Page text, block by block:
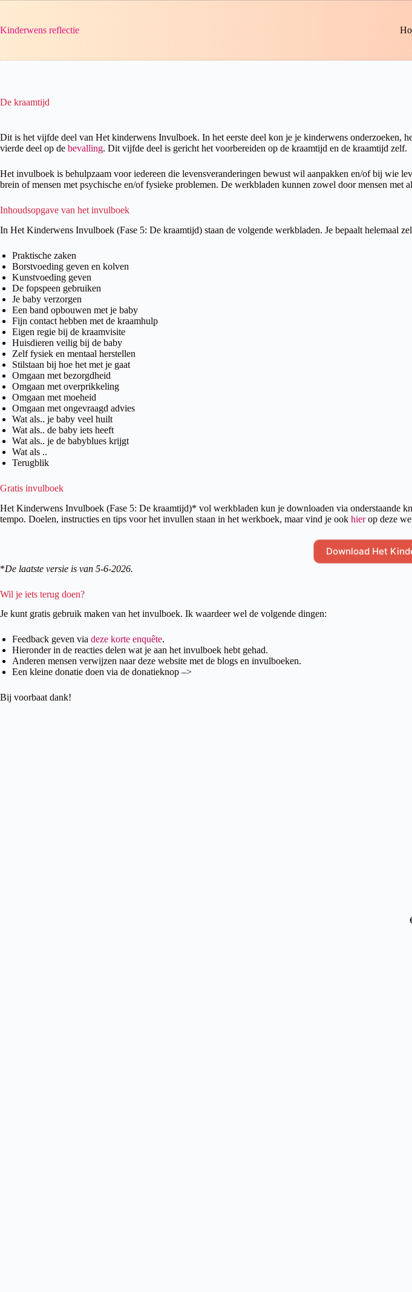
de
Kinderwens reflectie
De kraamtijd
Dit is het vijfde deel van Het kinderwens Invulboek. In het eerste deel kon je je kinderwens onderzoeken,
vierde deel op de bevalling. Dit vijfde deel is gericht het voorbereiden op de kraamtijd en de kraamtijd zelf.
Het invulboek is behulpzaam voor iedereen die levensveranderingen bewust wil aanpakken en/of bij wie
brein of mensen met psychische en/of fysieke problemen. De werkbladen kunnen zowel door mensen met
Inhoudsopgave van het invulboek
In Het Kinderwens Invulboek (Fase 5: De kraamtijd) staan de volgende werkbladen. Je bepaalt
Praktische zaken
Borstvoeding geven en kolven
Kunstvoeding geven
De fopspeen gebruiken
Je baby verzorgen
Een band opbouwen met je baby
Fijn contact hebben met de kraamhulp
Eigen regie bij de kraamvisite
Huisdieren veilig bij de baby
Zelf fysiek en mentaal herstellen
Stilstaan bij hoe het met je gaat
Omgaan met bezorgdheid
Omgaan met overprikkeling
Omgaan met moeheid
Omgaan met ongevraagd advies
Wat als.. je baby veel huilt
Wat als.. de baby iets heeft
Wat als.. je de babyblues krijgt
Wat als ..
Terugblik
Gratis invulboek
Het Kinderwens Invulboek (Fase 5: De kraamtijd)* vol werkbladen kun je downloaden via onderstaande
tempo. Doelen, instructies en tips voor het invullen staan in het werkboek, maar vind je ook hierop deze
Download Het
*De laatste versie is van 5-6-2026.
Wil je iets terug doen?
Je kunt gratis gebruik maken van het invulboek. Ik waardeer wel de volgende dingen:
Feedback geven via deze korte enquête.
Hieronder in de reacties delen wat je aan het invulboek hebt gehad.
Anderen mensen verwijzen naar deze website met de blogs en invulboeken.
Een kleine donatie doen via de donatieknop –>
Bij voorbaat dank!